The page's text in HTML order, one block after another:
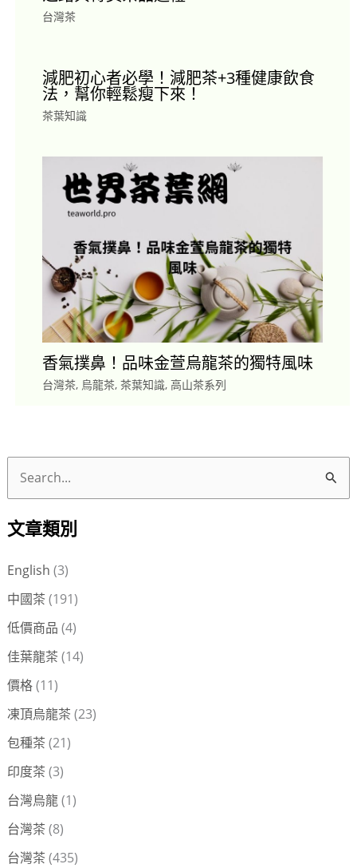
台灣茶
減肥初心者必學！減肥茶+3種健康飲食
法，幫你輕鬆瘦下來！
茶葉知識
香氣撲鼻！品味金萱烏龍茶的獨特風味
台灣茶, 烏龍茶, 茶葉知識, 高山茶系列
關
文章類別
English (3)
中國茶 (191)
低價商品 (4)
佳葉龍茶 (14)
價格(11)
凍頂烏龍茶 (23)
包種茶 (21)
印度茶 (3)
台灣烏龍(1)
台灣茶 (8)
台灣茶 (435)